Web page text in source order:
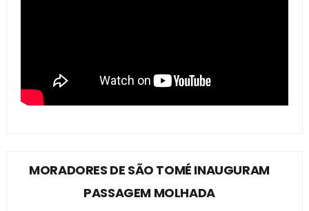
MORADORES DE SÃO TOMÉ INAUGURAM
PASSAGEM MOLHADA